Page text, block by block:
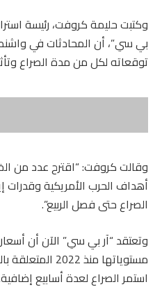
وكتبت حليمة كروفت، رئيسة
بي سي”، أن المحادثات في
توقعاته لكل من مدة الصراع
وقالت كروفت: “اقترح عدد من
أهداف الحرب الأمريكية وقدرات
الصراع حتى فصل الربيع”.
وتعتقد “آر بي سي” الآن أن
مستوياتها منذ
استمر الصراع لعدة أسابيع